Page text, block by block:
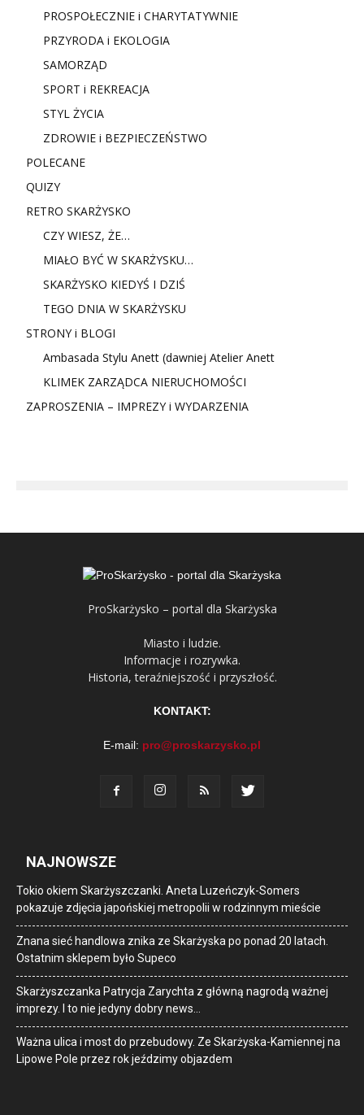
PROSPOŁECZNIE i CHARYTATYWNIE
PRZYRODA i EKOLOGIA
SAMORZĄD
SPORT i REKREACJA
STYL ŻYCIA
ZDROWIE i BEZPIECZEŃSTWO
POLECANE
QUIZY
RETRO SKARŻYSKO
CZY WIESZ, ŻE…
MIAŁO BYĆ W SKARŻYSKU…
SKARŻYSKO KIEDYŚ I DZIŚ
TEGO DNIA W SKARŻYSKU
STRONY i BLOGI
Ambasada Stylu Anett (dawniej Atelier Anett
KLIMEK ZARZĄDCA NIERUCHOMOŚCI
ZAPROSZENIA – IMPREZY i WYDARZENIA
ProSkarżysko – portal dla Skarżyska
Miasto i ludzie.
Informacje i rozrywka.
Historia, teraźniejszość i przyszłość.
KONTAKT:
E-mail: pro@proskarzysko.pl
NAJNOWSZE
Tokio okiem Skarżyszczanki. Aneta Luzeńczyk-Somers
pokazuje zdjęcia japońskiej metropolii w rodzinnym mieście
Znana sieć handlowa znika ze Skarżyska po ponad 20 latach.
Ostatnim sklepem było Supeco
Skarżyszczanka Patrycja Zarychta z główną nagrodą ważnej
imprezy. I to nie jedyny dobry news…
Ważna ulica i most do przebudowy. Ze Skarżyska-Kamiennej na
Lipowe Pole przez rok jeździmy objazdem